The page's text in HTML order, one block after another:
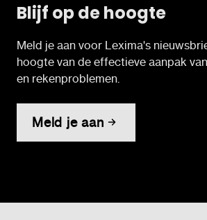
Blijf op de hoogte
Meld je aan voor Lexima's
hoogte van de effectieve aanpak
en rekenproblemen.
Meld je aan